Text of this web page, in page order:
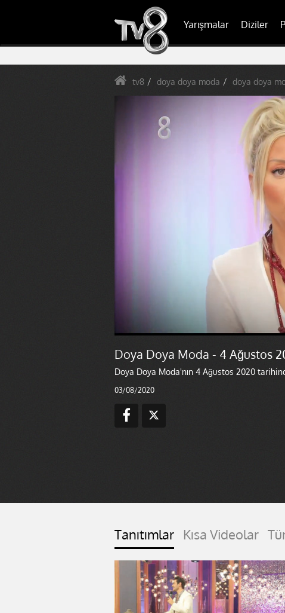
Yarışmalar Diziler
tv8 doya doya moda doya doya
Doya Doya Moda - 4 Ağustos
Doya Doya Moda'nın 4 Ağustos 2020
03/08/2020
Tanıtımlar Kısa Videolar